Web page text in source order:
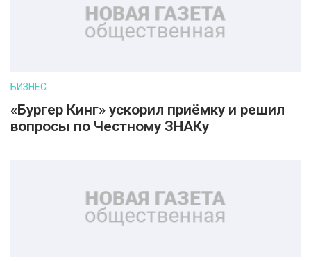
БИЗНЕС
«Бургер Кинг» ускорил приёмку и решил
вопросы по Честному ЗНАКу